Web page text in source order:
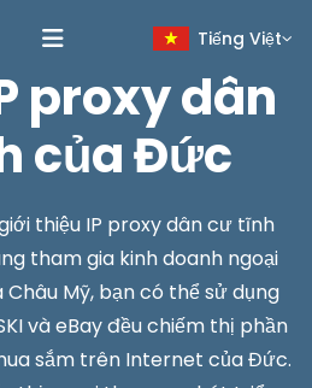
Tiếng Việt
proxy dân
của Đức
thiệu IP proxy dân cư tĩnh
tham gia kinh doanh ngoại
Mỹ, bạn có thể sử dụng
và eBay đều chiếm thị phần
sắm trên Internet của Đức.